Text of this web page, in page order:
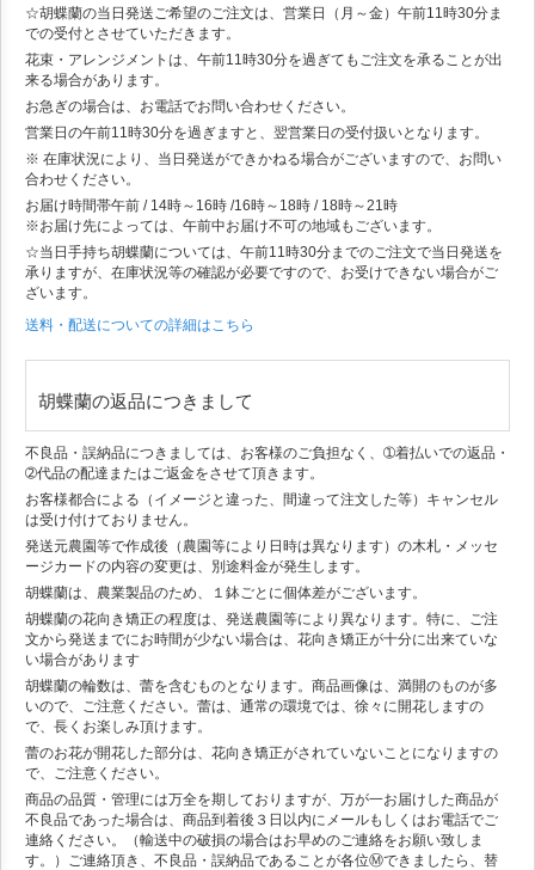
☆胡蝶蘭の当日発送ご希望のご注文は、営業日（月～金）午前11時30分ま
での受付とさせていただきます。
花束・アレンジメントは、午前11時30分を過ぎてもご注文を承ることが出
来る場合があります。
お急ぎの場合は、お電話でお問い合わせください。
営業日の午前11時30分を過ぎますと、翌営業日の受付扱いとなります。
※ 在庫状況により、当日発送ができかねる場合がございますので、お問い
合わせください。
お届け時間帯午前 / 14時～16時 /16時～18時 / 18時～21時
※お届け先によっては、午前中お届け不可の地域もございます。
☆当日手持ち胡蝶蘭については、午前11時30分までのご注文で当日発送を
承りますが、在庫状況等の確認が必要ですので、お受けできない場合がご
ざいます。
送料・配送についての詳細はこちら
胡蝶蘭の返品につきまして
不良品・誤納品につきましては、お客様のご負担なく、➀着払いでの返品・
➁代品の配達またはご返金をさせて頂きます。
お客様都合による（イメージと違った、間違って注文した等）キャンセル
は受け付けておりません。
発送元農園等で作成後（農園等により日時は異なります）の木札・メッセ
ージカードの内容の変更は、別途料金が発生します。
胡蝶蘭は、農業製品のため、１鉢ごとに個体差がございます。
胡蝶蘭の花向き矯正の程度は、発送農園等により異なります。特に、ご注
文から発送までにお時間が少ない場合は、花向き矯正が十分に出来ていな
い場合があります
胡蝶蘭の輪数は、蕾を含むものとなります。商品画像は、満開のものが多
いので、ご注意ください。蕾は、通常の環境では、徐々に開花しますの
で、長くお楽しみ頂けます。
蕾のお花が開花した部分は、花向き矯正がされていないことになりますの
で、ご注意ください。
商品の品質・管理には万全を期しておりますが、万が一お届けした商品が
不良品であった場合は、商品到着後３日以内にメールもしくはお電話でご
連絡ください。（輸送中の破損の場合はお早めのご連絡をお願い致しま
す。）ご連絡頂き、不良品・誤納品であることが各位Ⓜできましたら、替